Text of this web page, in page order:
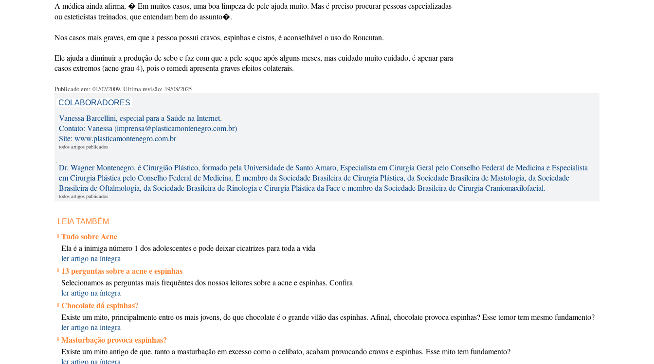
A médica ainda afirma, � Em muitos casos, uma boa limpeza de pele ajuda muito. Mas é preciso procurar pessoas especializadas
ou esteticistas treinados, que entendam bem do assunto�.
Nos casos mais graves, em que a pessoa possui cravos, espinhas e cistos, é aconselhável o uso do Roucutan.
Ele ajuda a diminuir a produção de sebo e faz com que a pele seque após alguns meses, mas cuidado muito cuidado, é apenar para
casos extremos (acne grau 4), pois o remedi apresenta graves efeitos colaterais.
Publicado em: 01/07/2009. Última revisão: 19/08/2025
COLABORADORES
Vanessa Barcellini, especial para a Saúde na Internet.
Contato: Vanessa (imprensa@plasticamontenegro.com.br)
Site: www.plasticamontenegro.com.br
todos artigos publicados
Dr. Wagner Montenegro, é Cirurgião Plástico, formado pela Universidade de Santo Amaro, Especialista em Cirurgia Geral pelo Conselho Federal de Medicina e Especialista
em Cirurgia Plástica pelo Conselho Federal de Medicina. É membro da Sociedade Brasileira de Cirurgia Plástica, da Sociedade Brasileira de Mastologia, da Sociedade
Brasileira de Oftalmologia, da Sociedade Brasileira de Rinologia e Cirurgia Plástica da Face e membro da Sociedade Brasileira de Cirurgia Craniomaxilofacial.
todos artigos publicados
LEIA TAMBÉM
Tudo sobre Acne
Ela é a inimiga número 1 dos adolescentes e pode deixar cicatrizes para toda a vida
ler artigo na íntegra
13 perguntas sobre a acne e espinhas
Selecionamos as perguntas mais frequêntes dos nossos leitores sobre a acne e espinhas. Confira
ler artigo na íntegra
Chocolate dá espinhas?
Existe um mito, principalmente entre os mais jovens, de que chocolate é o grande vilão das espinhas. Afinal, chocolate provoca espinhas? Esse temor tem mesmo fundamento?
ler artigo na íntegra
Masturbação provoca espinhas?
Existe um mito antigo de que, tanto a masturbação em excesso como o celibato, acabam provocando cravos e espinhas. Esse mito tem fundamento?
ler artigo na íntegra